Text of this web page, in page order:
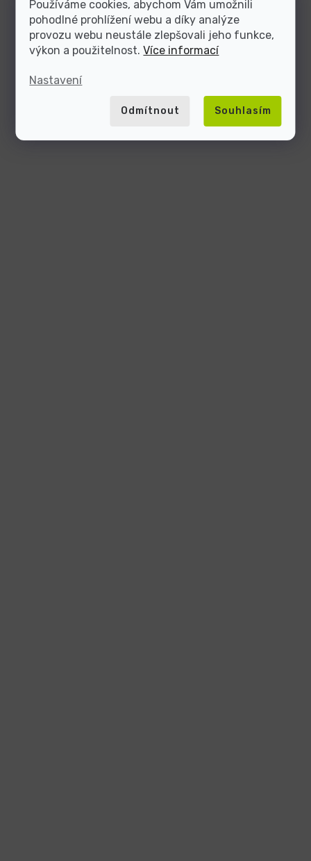
Používáme cookies, abychom Vám umožnili
pohodlné prohlížení webu a díky analýze
provozu webu neustále zlepšovali jeho funkce,
výkon a použitelnost.Více informací
Nastavení
Odmítnout Souhlasím